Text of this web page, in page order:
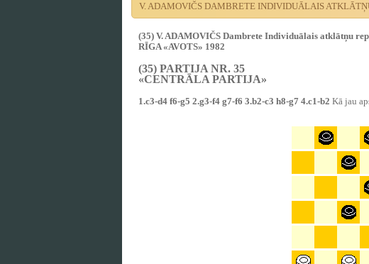
V. ADAMOVIČS DAMBRETE INDIVIDUĀLAIS
(35) V. ADAMOVIČS Dambrete Individuālais atklātņu
RĪGA «AVOTS» 1982
(35) PARTIJA NR. 35
«CENTRĀLA PARTIJA»
1.c3-d4 f6-g5 2.g3-f4 g7-f6 3.b2-c3 h8-g7 4.c1-b2 Kā jau